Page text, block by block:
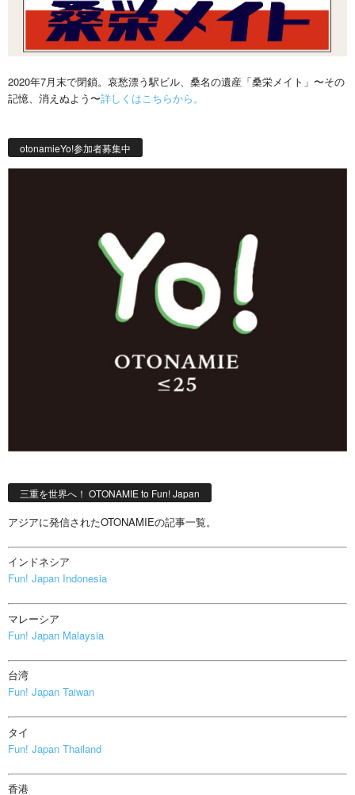
2020年7月末で閉鎖。哀愁漂う駅ビル、桑名の遺産「桑栄メイト」〜その
記憶、消えぬよう〜詳しくはこちらから。
otonamieYo!参加者募集中
三重を世界へ！ OTONAMIE to Fun! Japan
アジアに発信されたOTONAMIEの記事一覧。
インドネシア
Fun! Japan Indonesia
マレーシア
Fun! Japan Malaysia
台湾
Fun! Japan Taiwan
タイ
Fun! Japan Thailand
香港